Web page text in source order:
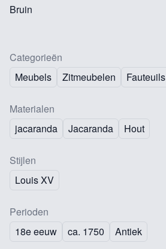
Bruin
Categorieën
Meubels
Zitmeubelen Fauteuils
Materialen
jacaranda
Jacaranda Hout
Stijlen
Louis XV
Perioden
18e eeuw
ca. 1750 Antiek